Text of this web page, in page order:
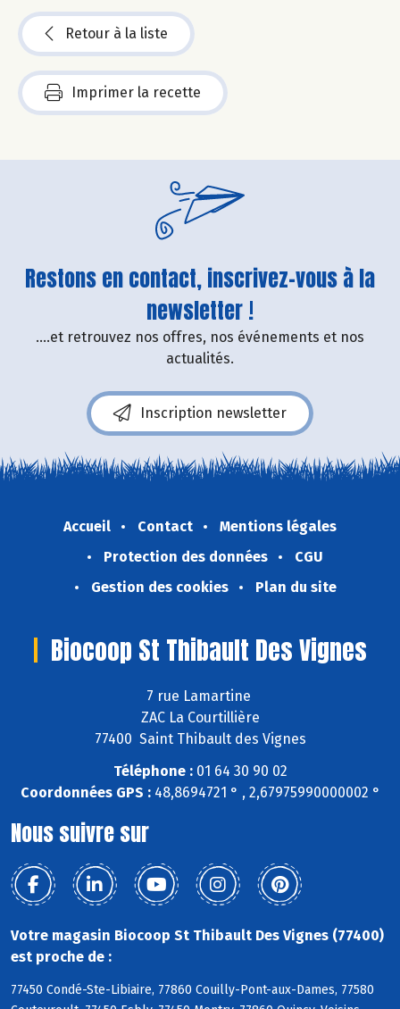
Retour à la liste
Imprimer la recette
Restons en contact, inscrivez-vous à la
newsletter !
....et retrouvez nos offres, nos événements et nos
actualités.
Inscription newsletter
Accueil Contact
Mentions légales
Protection des données
CGU
Gestion des cookies
Plan du site
Biocoop St Thibault Des Vignes
7 rue Lamartine
ZAC La Courtillière
77400 Saint Thibault des Vignes
Téléphone :01 64 30 90 02
Coordonnées GPS :48,8694721 ° , 2,67975990000002 °
Nous suivre sur
Votre magasin Biocoop St Thibault Des Vignes (77400)
est proche de :
77450 Condé-Ste-Libiaire, 77860 Couilly-Pont-aux-Dames, 77580